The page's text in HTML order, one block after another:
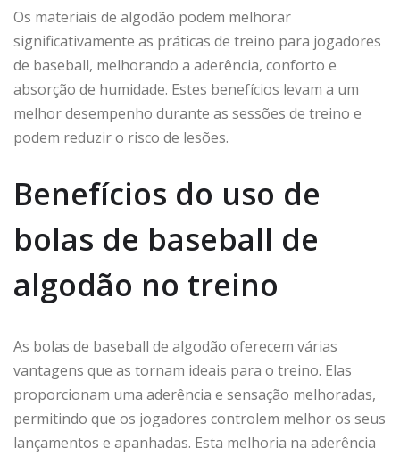
Os materiais de algodão podem melhorar
significativamente as práticas de treino para jogadores
de baseball, melhorando a aderência, conforto e
absorção de humidade. Estes benefícios levam a um
melhor desempenho durante as sessões de treino e
podem reduzir o risco de lesões.
Benefícios do uso de
bolas de baseball de
algodão no treino
As bolas de baseball de algodão oferecem várias
vantagens que as tornam ideais para o treino. Elas
proporcionam uma aderência e sensação melhoradas,
permitindo que os jogadores controlem melhor os seus
lançamentos e apanhadas. Esta melhoria na aderência